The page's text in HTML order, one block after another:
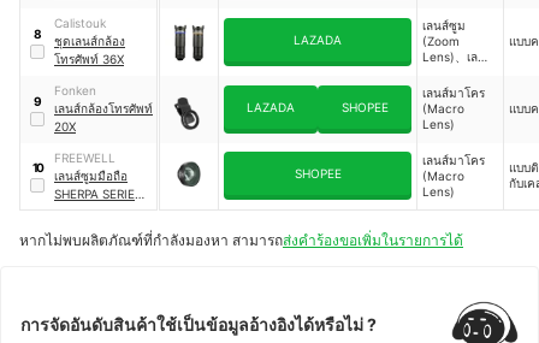
8
Calistouk
ชุดเลนส์กล้อง
โทรศัพท์ 36X
LAZADA
เลนส์ซูม
(Zoom
Lens)、เลนส์
(Macro
Lens)、เลนส์
ฟิชอาย
(Fisheye
แบบ
9
Fonken
เลนส์กล้องโทรศัพท์
20X
LAZADA SHOPEE
เลนส์มาโคร
(Macro
Lens)
แบบ
10
FREEWELL
เลนส์ซูมมือถือ
SHERPA SERIES
1.7X Telephoto
SHOPEE
เลนส์มาโคร
(Macro
Lens)
แบบ
กับเค
หากไม่พบผลิตภัณฑ์ที่กำลังมองหา สามารถส่งคำร้องขอเพิ่มในรายการได้
การจัดอันดับสินค้าใช้เป็นข้อมูลอ้างอิงได้หรือไม่ ?